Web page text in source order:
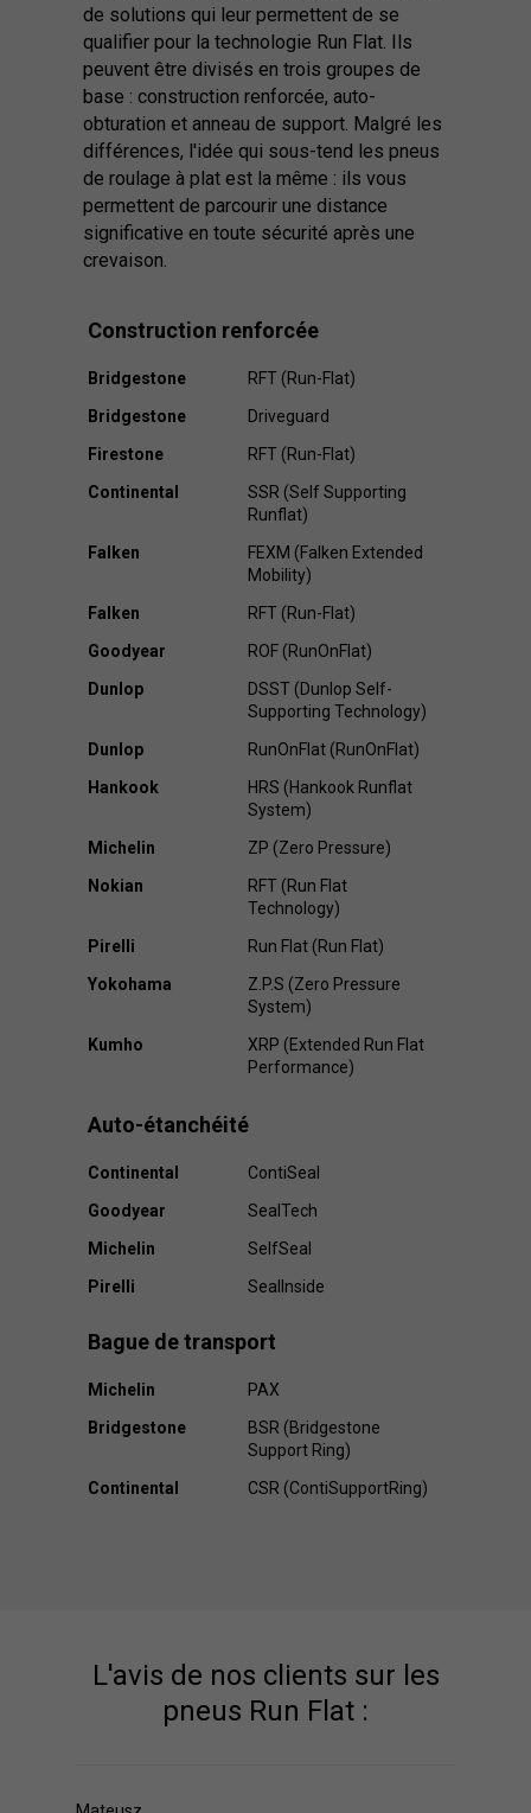
de solutions qui leur permettent de se
qualifier pour la technologie Run Flat. Ils
peuvent être divisés en trois groupes de
base : construction renforcée, auto-
obturation et anneau de support. Malgré les
différences, l'idée qui sous-tend les pneus
de roulage à plat est la même : ils vous
permettent de parcourir une distance
significative en toute sécurité après une
crevaison.
Construction renforcée
Bridgestone
RFT (Run-Flat)
Bridgestone
Driveguard
Firestone
RFT (Run-Flat)
Continental
SSR (Self Supporting
Runflat)
Falken
FEXM (Falken Extended
Mobility)
Falken
RFT (Run-Flat)
Goodyear
ROF (RunOnFlat)
Dunlop
DSST (Dunlop Self-
Supporting Technology)
Dunlop
RunOnFlat (RunOnFlat)
Hankook
HRS (Hankook Runflat
System)
Michelin
ZP (Zero Pressure)
Nokian
RFT (Run Flat
Technology)
Pirelli
Run Flat (Run Flat)
Yokohama
Z.P.S (Zero Pressure
System)
Kumho
XRP (Extended Run Flat
Performance)
Auto-étanchéité
Continental
ContiSeal
Goodyear
SealTech
Michelin
SelfSeal
Pirelli
SealInside
Bague de transport
Michelin
PAX
Bridgestone
BSR (Bridgestone
Support Ring)
Continental
CSR (ContiSupportRing)
L'avis de nos clients sur les
pneus Run Flat :